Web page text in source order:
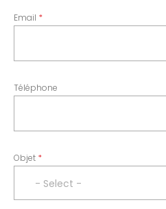
Email
Téléphone
Objet
- Select -